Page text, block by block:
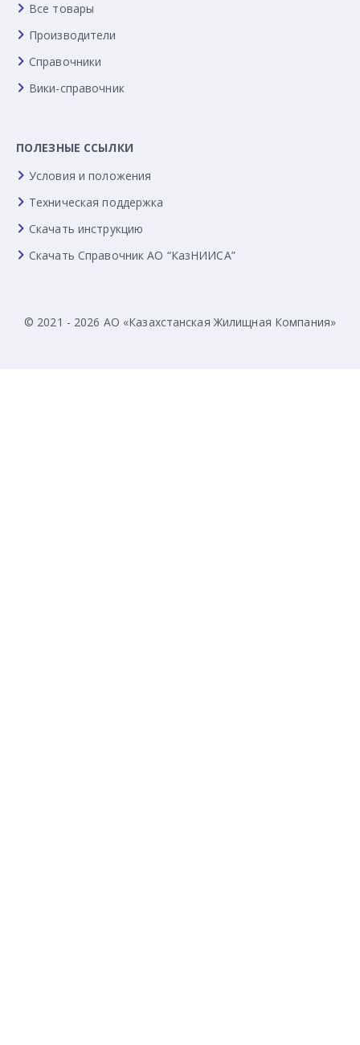
Все товары
Производители
Справочники
Вики-справочник
ПОЛЕЗНЫЕ ССЫЛКИ
Условия и положения
Техническая поддержка
Скачать инструкцию
Скачать Справочник АО “КазНИИСА”
© 2021 - 2026 АО «Казахстанская Жилищная Компания»